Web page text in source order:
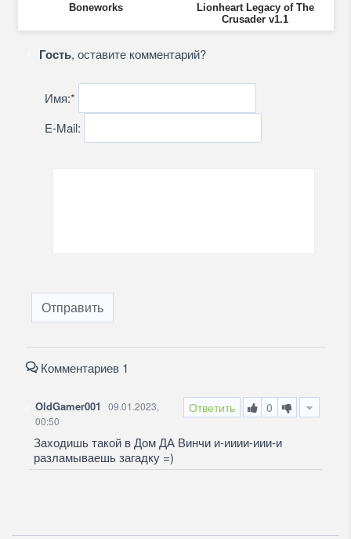
Boneworks
Lionheart Legacy of The
Crusader v1.1
Гость, оставите комментарий?
Имя:*
E-Mail:
Отправить
Комментариев 1
Ответить 0
OldGamer001
09.01.2023,
00:50
Заходишь такой в Дом ДА Винчи и-ииии-иии-и
разламываешь загадку =)